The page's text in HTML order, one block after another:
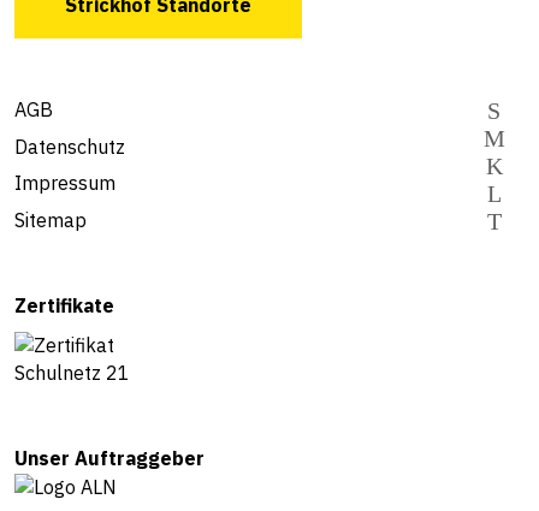
AGB
Datenschutz
Impressum
Sitemap
Zertifikate
Unser Auftraggeber